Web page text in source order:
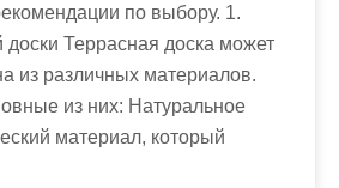
по выбору. 1.
Террасная доска может
из различных материалов.
из них: Натуральное
материал, который